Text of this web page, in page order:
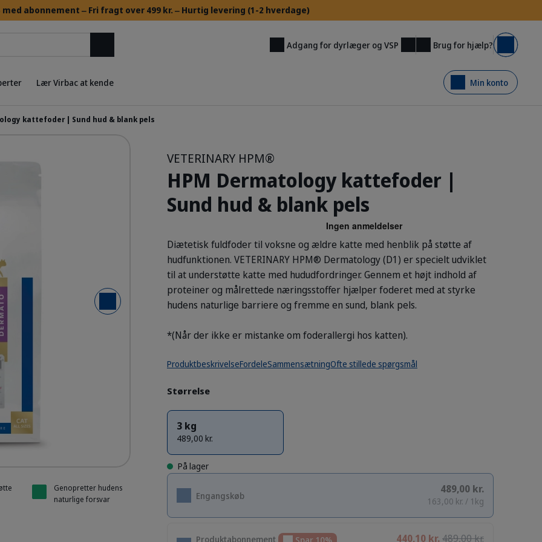
med abonnement ‒ ​Fri fragt over 499 kr. ‒ Hurtig levering (1-2 hverdage)
Adgang for dyrlæger og VSP Brug for hjælp? Kurv
Lær Virbac at kende Min konto
kattefoder | Sund hud & blank pels
Næste slide
- Cat D1 Dermatology Support
- Cat D1 Dermatology Support
- Cat D1 Dermatology Support
- Cat D1 Dermatology Support
Genopretter hudens
naturlige forsvar
VETERINARY HPM®
HPM Dermatology kattefoder |
Sund hud & blank pels
Diætetisk fuldfoder til voksne og ældre katte med henblik på støtte af
hudfunktionen. VETERINARY HPM® Dermatology (D1) er specielt udviklet
til at understøtte katte med hududfordringer. Gennem et højt indhold af
proteiner og målrettede næringsstoffer hjælper foderet med at styrke
hudens naturlige barriere og fremme en sund, blank pels.
*(Når der ikke er mistanke om foderallergi hos katten).
ProduktbeskrivelseFordeleSammensætningOfte stillede spørgsmål
Størrelse
3 kg
489,00 kr.
På lager
Engangskøb 489,00 kr.
163,00 kr. / 1kg
Produktabonnement 440,10 kr.489,00 kr.